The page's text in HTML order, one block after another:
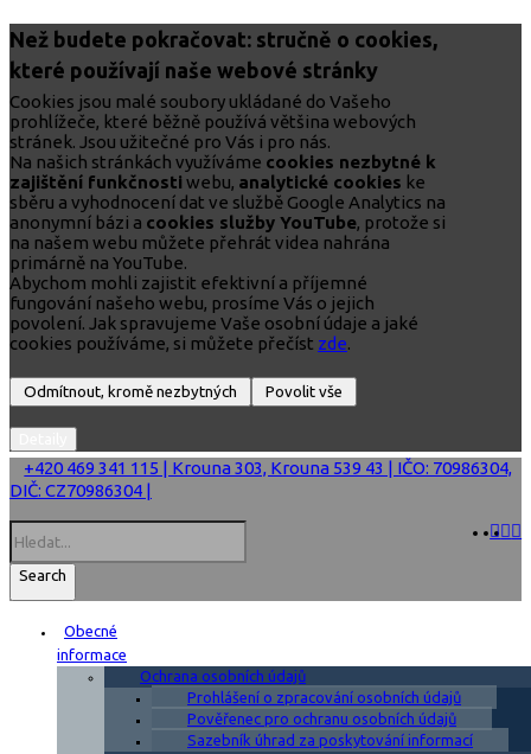
Než budete pokračovat: stručně o cookies,
které používají naše webové stránky
Cookies jsou malé soubory ukládané do Vašeho
prohlížeče, které běžně používá většina webových
stránek. Jsou užitečné pro Vás i pro nás.
Na našich stránkách využíváme cookies nezbytné k
zajištění funkčnosti webu, analytické cookies ke
sběru a vyhodnocení dat ve službě Google Analytics na
anonymní bázi a cookies služby YouTube, protože si
na našem webu můžete přehrát videa nahrána
primárně na YouTube.
Abychom mohli zajistit efektivní a příjemné
fungování našeho webu, prosíme Vás o jejich
povolení. Jak spravujeme Vaše osobní údaje a jaké
cookies používáme, si můžete přečíst zde.
+420 469 341 115 | Krouna 303, Krouna 539 43 | IČO: 70986304,
DIČ: CZ70986304 |
Search
Obecné
informace
Ochrana osobních údajů
Prohlášení o zpracování osobních údajů
Pověřenec pro ochranu osobních údajů
Sazebník úhrad za poskytování informací